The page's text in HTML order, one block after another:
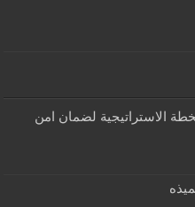
الاستراتيجية لضمان امن